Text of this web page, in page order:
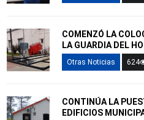
COMENZÓ LA
LA GUARDIA DEL
Otras Noticias 624
CONTINÚA LA
EDIFICIOS